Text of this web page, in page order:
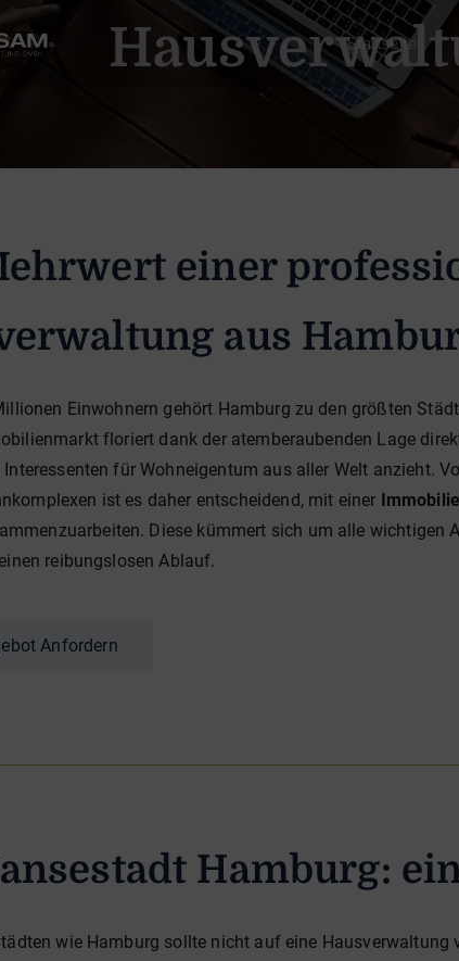
Startseite
einer
aus
Einwohnern gehört Hamburg zu den größten
floriert dank der atemberaubenden Lage
für Wohneigentum aus aller Welt anzieht.
ist es daher entscheidend, mit einer
Diese kümmert sich um alle wichtigen
reibungslosen Ablauf.
Anfordern
Hamburg:
wie Hamburg sollte nicht auf eine